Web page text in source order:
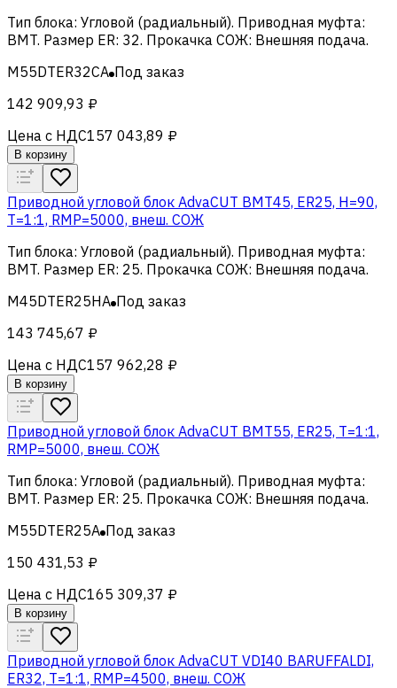
Тип блока: Угловой (радиальный). Приводная муфта:
BMT. Размер ER: 32. Прокачка СОЖ: Внешняя подача.
M55DTER32CA Под заказ
142 909,93 ₽
Цена с НДС157 043,89 ₽
В корзину
Приводной угловой блок AdvaCUT BMT45, ER25, H=90,
T=1:1, RMP=5000, внеш. СОЖ
Тип блока: Угловой (радиальный). Приводная муфта:
BMT. Размер ER: 25. Прокачка СОЖ: Внешняя подача.
M45DTER25HA Под заказ
143 745,67 ₽
Цена с НДС157 962,28 ₽
В корзину
Приводной угловой блок AdvaCUT BMT55, ER25, T=1:1,
RMP=5000, внеш. СОЖ
Тип блока: Угловой (радиальный). Приводная муфта:
BMT. Размер ER: 25. Прокачка СОЖ: Внешняя подача.
M55DTER25A Под заказ
150 431,53 ₽
Цена с НДС165 309,37 ₽
В корзину
Приводной угловой блок AdvaCUT VDI40 BARUFFALDI,
ER32, T=1:1, RMP=4500, внеш. СОЖ